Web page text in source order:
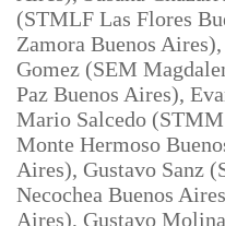
(STMLF Las Flores
Zamora Buenos
Gomez (SEM
Paz Buenos Aires),
Mario Salcedo
Monte Hermoso
Aires), Gustavo Sanz
Necochea Buenos
Aires), Gustavo